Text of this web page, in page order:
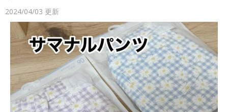
2024/04/03 更新